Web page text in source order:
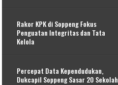
Rakor KPK di Soppeng Fokus
Penguatan Integritas dan Tata
Kelola
Percepat Data Kependudukan,
Dukcapil Soppeng Sasar 20 Sekolah